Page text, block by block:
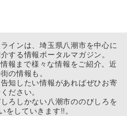
インは、埼玉県八潮市を中心に
する情報ポータルマガジン。
報まで様々な情報をご紹介。近
の情報も。
知したい情報があればぜひお寄
ださい。
ろしかない八潮市ののびしろを
をしていきます!!。